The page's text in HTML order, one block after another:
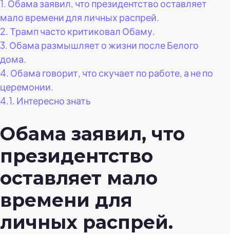
1. Обама заявил, что президентство оставляет
мало времени для личных распрей.
2. Трамп часто критиковал Обаму.
3. Обама размышляет о жизни после Белого
дома.
4. Обама говорит, что скучает по работе, а не по
церемонии.
4.1. Интересно знать
Обама заявил, что
президентство
оставляет мало
времени для
личных распрей.